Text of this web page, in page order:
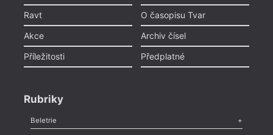
Ravt
Akce
Příležitosti
O časopisu Tvar
Archiv čísel
Předplatné
Rubriky
Beletrie